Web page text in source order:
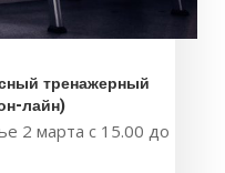
тренажерный
лайн)
2 марта с 15.00 до